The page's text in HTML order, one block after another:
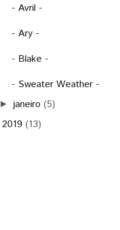
- Avril -
- Ary -
- Blake -
- Sweater Weather -
►janeiro(5)
2019 (13)